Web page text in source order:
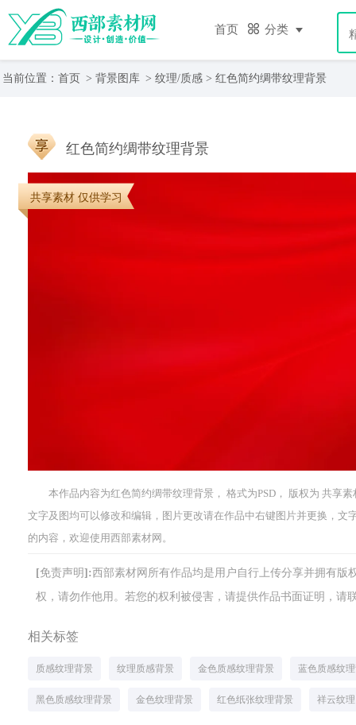
首页 分类
当前位置： 首页 > 背景图库 > 纹理/质感 > 红色简约绸带纹理背景
共享素材 仅供学习
红色简约绸带纹理背景
本作品内容为红色简约绸带纹理背景， 格式为PSD， 版权为 共享
文字及图均可以修改和编辑，图片更改请在作品中右键图片并更换，
的内容，欢迎使用西部素材网。
[免责声明]:西部素材网所有作品均是用户自行上传分享并拥有
权，请勿作他用。若您的权利被侵害，请提供作品书面证明，请
相关标签
质感纹理背景 纹理质感背景 金色质感纹理背景 蓝色质感纹
黑色质感纹理背景 金色纹理背景 红色纸张纹理背景 祥云纹理